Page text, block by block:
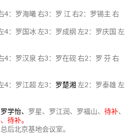
4：罗海曦 右3：罗 江 右2：罗锡主 右
4：罗国冰 左3：罗成纲 左2：罗庆国 左
4：罗汉泉 右3：罗在砚 右2：罗 芬 右
：罗江超 左3： 罗楚湘 左2：罗泰雄 左
罗学怡、 罗星、罗江润、罗福山、 待补、
待补。
后北京基地会议室。